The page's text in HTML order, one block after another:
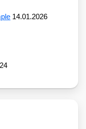
14.01.2026